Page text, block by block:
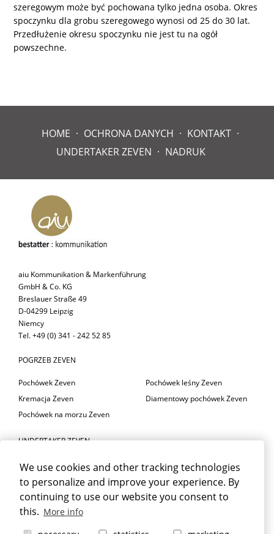
We use cookies and other tracking technologies
to personalize and improve your experience. By
continuing to use our website you consent to
this. More info
szeregowym może być pochowana tylko jedna osoba. Okres
spoczynku dla grobu szeregowego wynosi od 25 do 30 lat.
Przedłużenie okresu spoczynku nie jest tu na ogół
powszechne.
HOME OCHRONA DANYCH
KONTAKT
UNDERTAKER ZEVEN
NADRUK
aiu Kommunikation & Markenführung
GmbH & Co. KG
Breslauer Straße 49
D-04299 Leipzig
Niemcy
Tel. +49 (0) 341 - 242 52 85
POGRZEB ZEVEN
Pochówek Zeven
Kremacja Zeven
Pochówek na morzu Zeven
Pochówek leśny Zeven
Diamentowy pochówek Zeven
UNDERTAKER ZEVEN
Usługa pogrzebowa Zeven
Doradztwo w żałobie Zeven
Pogrzeb Zeven
Kwiaciarnia pogrzebowa Zeven
Sala żałobna Zeven